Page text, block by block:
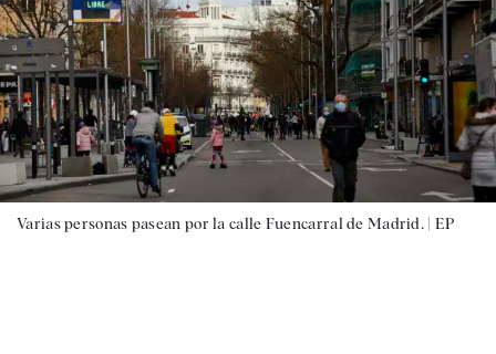
Varias personas pasean por la calle Fuencarral de Madrid. | EP